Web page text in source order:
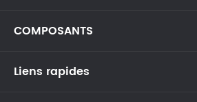
COMPOSANTS
Liens rapides